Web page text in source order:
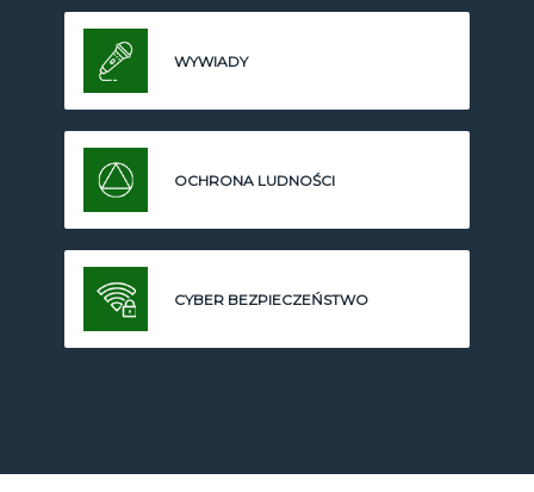
WYWIADY
OCHRONA LUDNOŚCI
CYBER BEZPIECZEŃSTWO